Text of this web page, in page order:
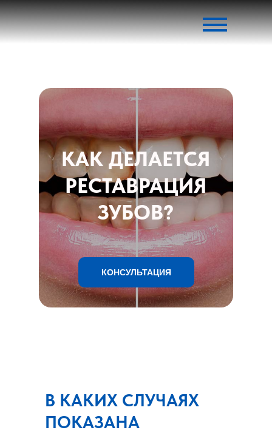
КАК ДЕЛАЕТСЯ
РЕСТАВРАЦИЯ
ЗУБОВ?
КОНСУЛЬТАЦИЯ
В КАКИХ СЛУЧАЯХ
ПОКАЗАНА